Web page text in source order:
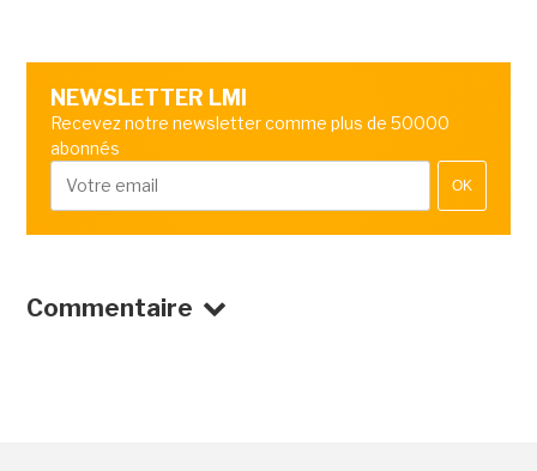
NEWSLETTER LMI
Recevez notre newsletter comme plus de 50000
abonnés
OK
Commentaire